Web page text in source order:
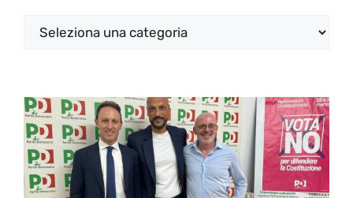
Categorie